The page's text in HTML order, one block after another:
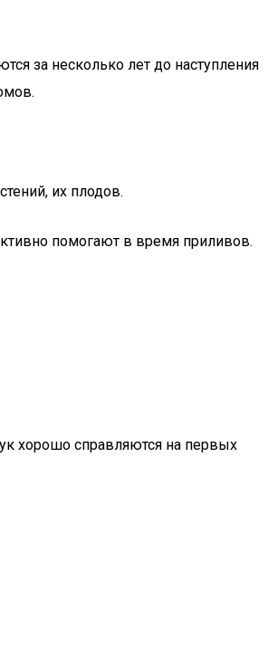
за несколько лет до наступления
их плодов.
помогают в время приливов.
хорошо справляются на первых